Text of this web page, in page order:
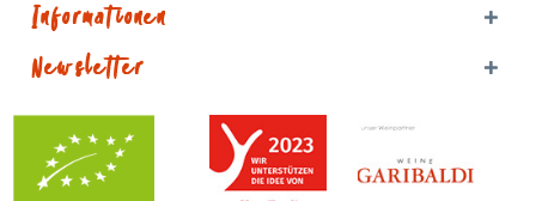
Informationen
Newsletter